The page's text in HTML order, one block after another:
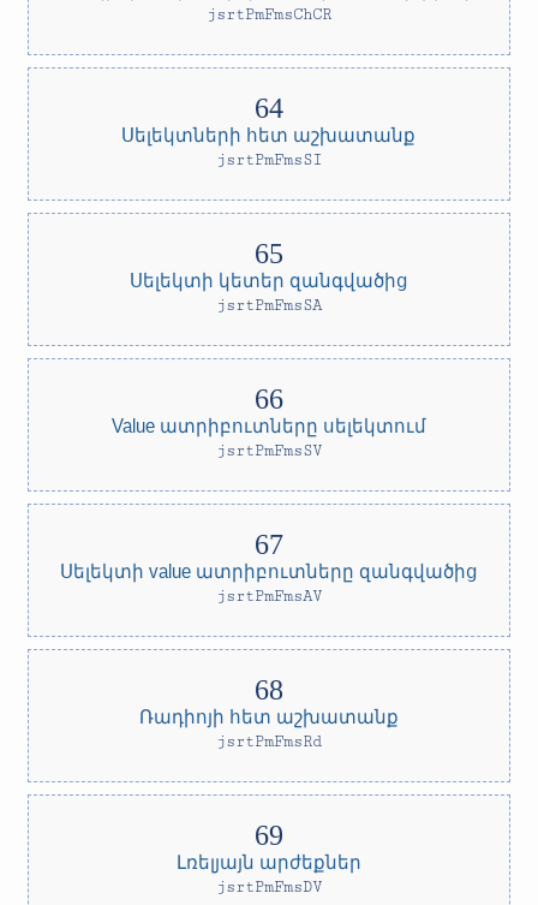
jsrtPmFmsChCR
Սելեկտների հետ աշխատանք
jsrtPmFmsSI
Սելեկտի կետեր զանգվածից
jsrtPmFmsSA
Value ատրիբուտները սելեկտում
jsrtPmFmsSV
Սելեկտի value ատրիբուտները զանգվածից
jsrtPmFmsAV
Ռադիոյի հետ աշխատանք
jsrtPmFmsRd
Լռելյայն արժեքներ
jsrtPmFmsDV